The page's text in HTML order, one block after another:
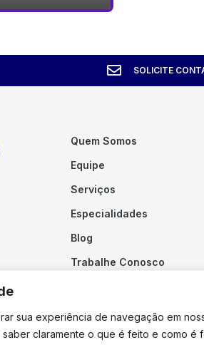
sua experiência de navegação em
saber claramente o que é feito e como é
SOLICITE
Quem Somos
Equipe
Serviços
Especialidades
Blog
Trabalhe Conosco